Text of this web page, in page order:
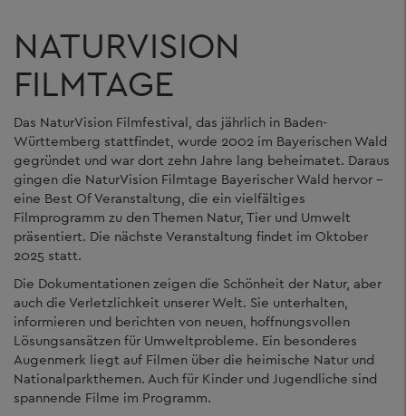
NATURVISION
FILMTAGE
Das NaturVision Filmfestival, das jährlich in Baden-
Württemberg stattfindet, wurde 2002 im Bayerischen Wald
gegründet und war dort zehn Jahre lang beheimatet. Daraus
gingen die NaturVision Filmtage Bayerischer Wald hervor –
eine Best Of Veranstaltung, die ein vielfältiges
Filmprogramm zu den Themen Natur, Tier und Umwelt
präsentiert. Die nächste Veranstaltung findet im Oktober
2025 statt.
Die Dokumentationen zeigen die Schönheit der Natur, aber
auch die Verletzlichkeit unserer Welt. Sie unterhalten,
informieren und berichten von neuen, hoffnungsvollen
Lösungsansätzen für Umweltprobleme. Ein besonderes
Augenmerk liegt auf Filmen über die heimische Natur und
Nationalparkthemen. Auch für Kinder und Jugendliche sind
spannende Filme im Programm.